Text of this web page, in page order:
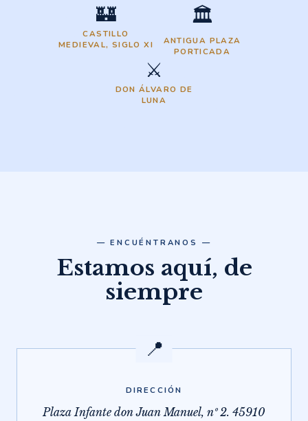
🏰
CASTILLO
MEDIEVAL, SIGLO XI
🏛️
ANTIGUA PLAZA
PORTICADA
⚔️
DON ÁLVARO DE
LUNA
— ENCUÉNTRANOS —
Estamos aquí, de
siempre
📍
DIRECCIÓN
Plaza Infante don Juan Manuel, nº 2. 45910